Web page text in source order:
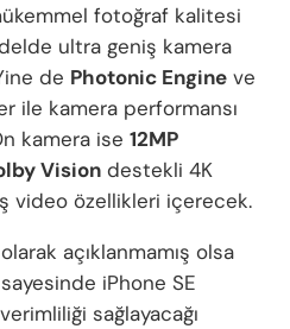
fotoğraf kalitesi
ultra geniş kamera
de Photonic Engine ve
ile kamera performansı
kamera ise 12MP
Vision destekli 4K
video özellikleri içerecek.
açıklanmamış olsa
iPhone SE
sağlayacağı